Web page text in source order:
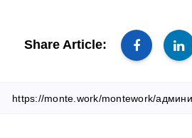
Share Article: